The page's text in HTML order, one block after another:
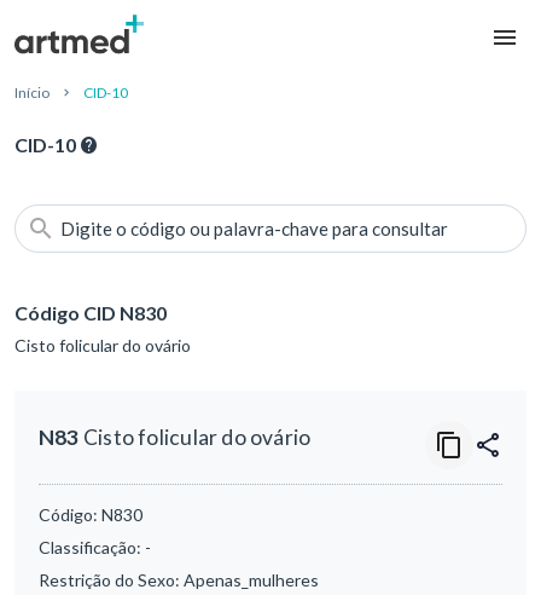
Início CID-10
CID-10
Digite o código ou palavra-chave para consultar
Código CID N830
Cisto folicular do ovário
N83 Cisto folicular do ovário
Código: N830
Classificação: -
Restrição do Sexo: Apenas_mulheres